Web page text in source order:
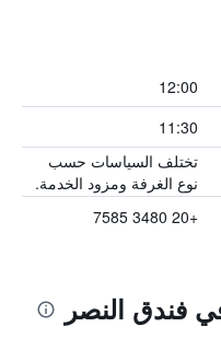
12:00
11:30
تختلف السياسات حسب
نوع الغرفة ومزود الخدمة.
+20 3480 7585
فندق النصر